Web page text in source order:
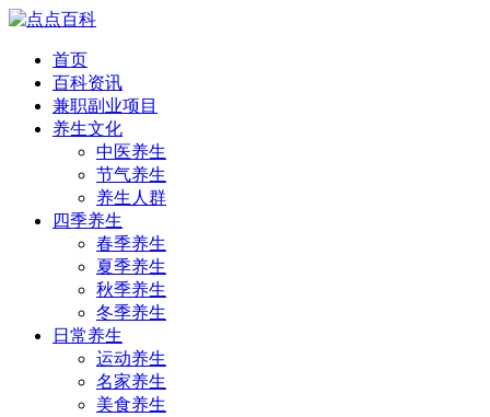
首页
百科资讯
兼职副业项目
养生文化
中医养生
节气养生
养生人群
四季养生
春季养生
夏季养生
秋季养生
冬季养生
日常养生
运动养生
名家养生
美食养生